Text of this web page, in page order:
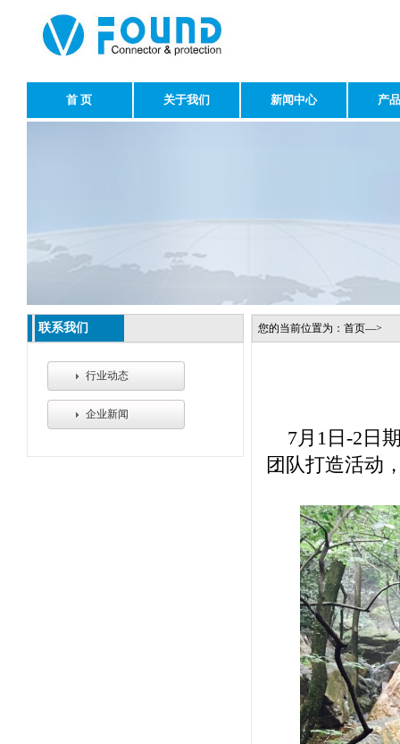
首 页 关于我们 新闻中心 产
联系我们
行业动态
企业新闻
您的当前位置为：首页—>
7月1日-2日
团队打造活动